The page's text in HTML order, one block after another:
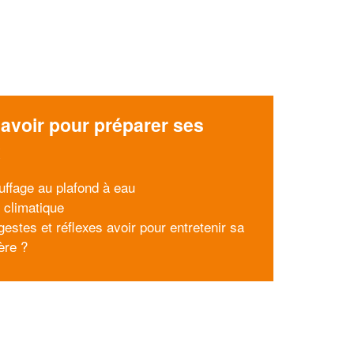
pour préparer ses
au plafond à eau
climatique
et réflexes avoir pour entretenir sa
?